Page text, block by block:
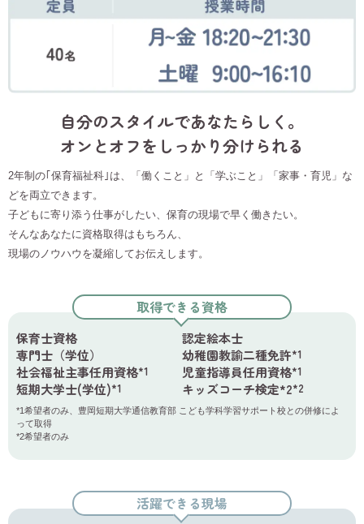
自分のスタイルであなたらしく。
オンとオフをしっかり分けられる
2年制の｢保育福祉科｣は、「働くこと」と「学ぶこと」「家事・育児」な
どを両立できます。
子どもに寄り添う仕事がしたい、保育の現場で早く働きたい。
そんなあなたに資格取得はもちろん、
現場のノウハウを凝縮してお伝えします。
取得できる資格
保育士資格
認定絵本士
専門士（学位）
幼稚園教諭二種免許*1
社会福祉主事任用資格*1 児童指導員任用資格*1
短期大学士(学位)*1 キッズコーチ検定*2*2
*1希望者のみ、豊岡短期大学通信教育部 こども学科学習サポート校との併修によ
って取得
*2希望者のみ
活躍できる現場